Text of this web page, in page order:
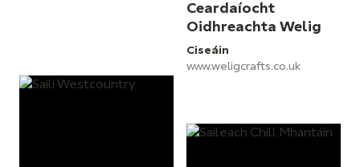
Ceardaíocht
Oidhreachta Welig
Ciseáin
www.weligcrafts.co.uk